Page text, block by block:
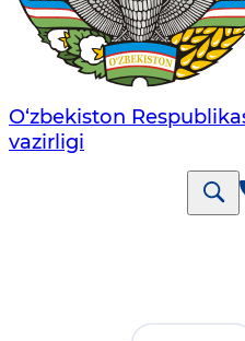
O‘zbеkistоn
vаzirligi